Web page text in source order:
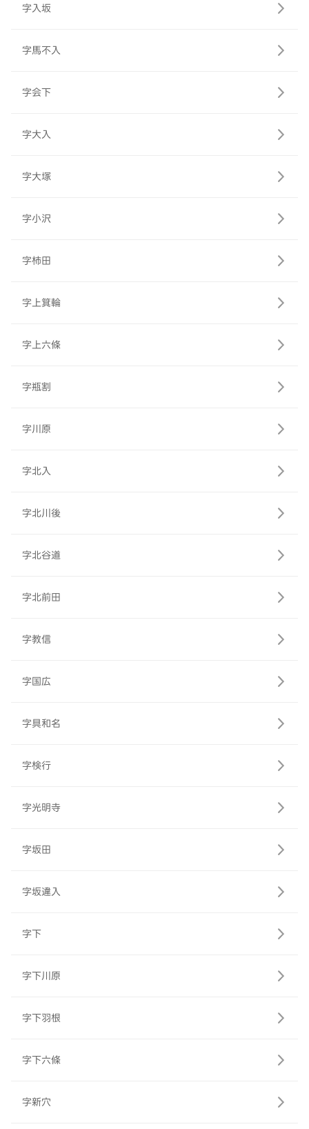
字入坂
字馬不入
字会下
字大入
字大塚
字小沢
字柿田
字上箕輪
字上六條
字瓶割
字川原
字北入
字北川後
字北谷道
字北前田
字教信
字国広
字具和名
字検行
字光明寺
字坂田
字坂違入
字下
字下川原
字下羽根
字下六條
字新穴